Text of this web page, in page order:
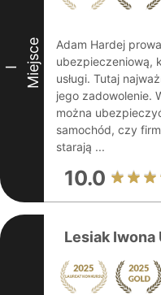
I Miejsce
Adam Hardej
ubezpieczeniową,
usługi. Tutaj
jego zadowolenie.
można
samochód, czy
starają ...
10.0
Lesiak